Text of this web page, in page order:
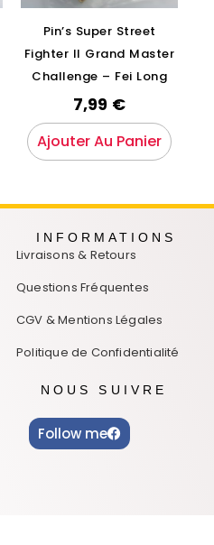
Pin’s Super Street
Fighter II Grand Master
Challenge – Fei Long
7,99 €
Ajouter Au Panier
INFORMATIONS
Livraisons & Retours
Questions Fréquentes
CGV & Mentions Légales
Politique de Confidentialité
NOUS SUIVRE
Follow me